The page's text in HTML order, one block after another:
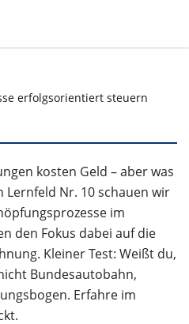
erfolgsorientiert steuern
kosten Geld – aber was
Nr. 10 schauen wir
im
den Fokus dabei auf die
Kleiner Test: Weißt du,
Bundesautobahn,
Erfahre im